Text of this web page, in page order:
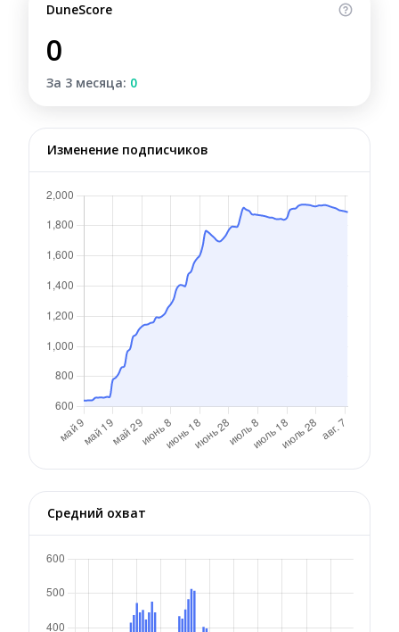
DuneScore
0
За 3 месяца: 0
Изменение подписчиков
Средний охват